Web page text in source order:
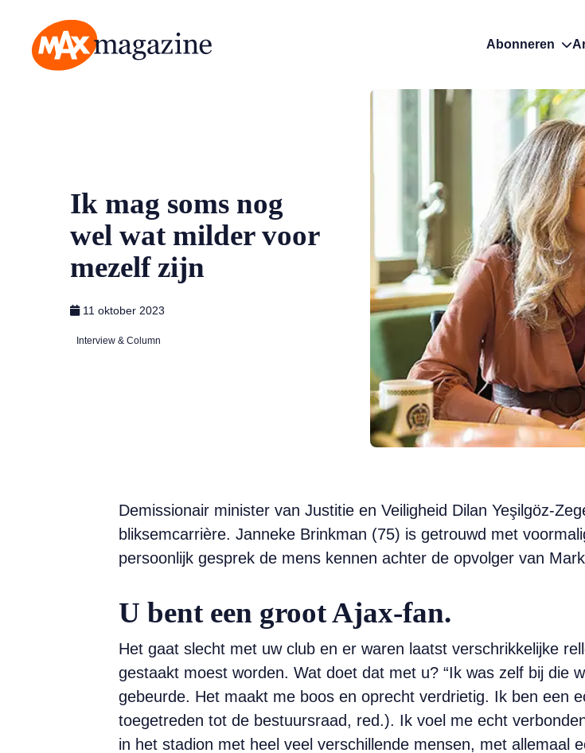
Abonneren
Ik mag soms nog
wel wat milder voor
mezelf zijn
11 oktober 2023
Interview & Column
Demissionair minister van Justitie en Veiligheid Dilan Yeşilgöz-
bliksemcarrière. Janneke Brinkman (75) is getrouwd met
persoonlijk gesprek de mens kennen achter de opvolger van
U bent een groot Ajax-fan.
Het gaat slecht met uw club en er waren laatst verschrikkelijke
gestaakt moest worden. Wat doet dat met u? “Ik was zelf bij die
gebeurde. Het maakt me boos en oprecht verdrietig. Ik ben een
toegetreden tot de bestuursraad, red.). Ik voel me echt
in het stadion met heel veel verschillende mensen, met allemaal